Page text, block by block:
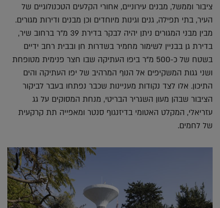
ציבור וממשל, מבנים עירוניים, אחורי הקלעים הטכנולוגיים של
העיר, בתי תפילה, גנים וגינות מיוחדים וכן מבנים ודירות מגורים.
מבין מבני המגורים ניתן יהיה לבקר בדירת 39 מ"ר ברחוב שיר,
בדירת גן בבניין לשימור מחמיר בשדרות חן ובבית רחב ידיים
בשטח של כ-500 מ"ר ביפו העתיקה שבו חצר פנימית מטופחת
ושני גגות המשקיפים אל הנוף המרהיב של יפו העתיקה והים
התיכון. אלו לצד נקודות מעניינות שכבר נפתחו בעבר לביקור
הציבור שבהן מעון השגריר הבריטי, מנחת המסוקים על גג
עזריאלי, המקלט האטומי בדיזנגוף סנטר ומאפייה תת קרקעית
של לחמים.